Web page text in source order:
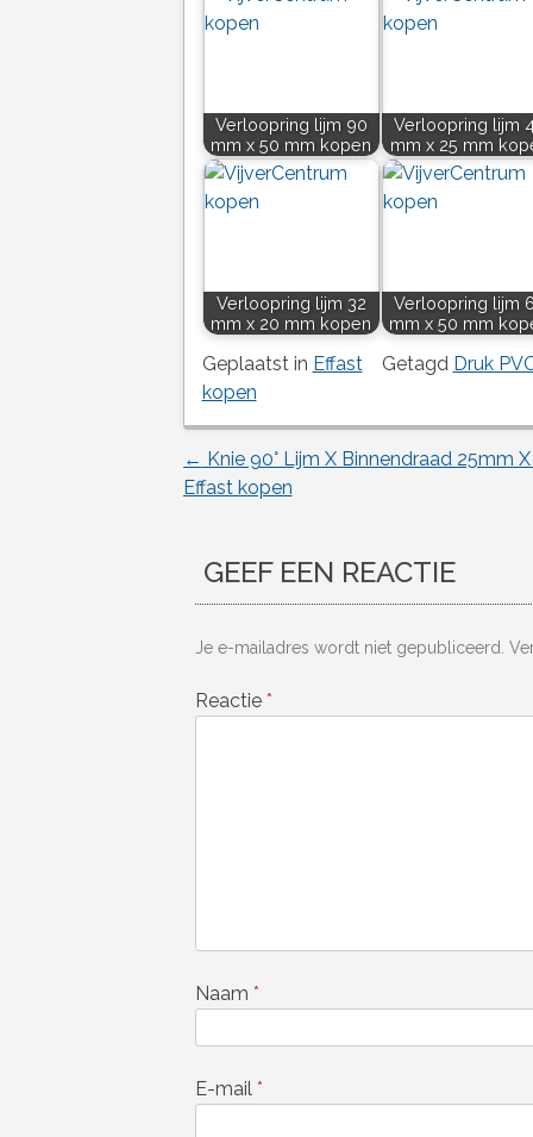
Verloopring lijm 90
mm x 50 mm kopen
Verloopring lijm
mm x 25 mm
Verloopring lijm 32
mm x 20 mm kopen
Verloopring lijm
mm x 50 mm
Geplaatst in Effast Getagd Druk
kopen
Berichtnavigatie
← Knie 90° Lijm X Binnendraad 25mm
Effast kopen
GEEF EEN REACTIE
Je e-mailadres wordt niet gepubliceerd.
Reactie *
Naam *
E-mail *